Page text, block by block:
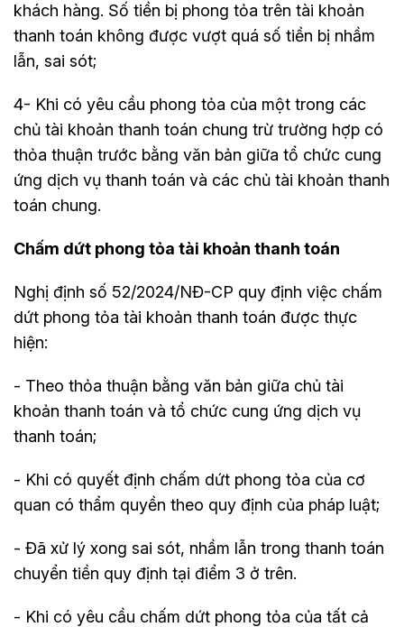
khách hàng. Số tiền bị phong tỏa trên tài khoản
thanh toán không được vượt quá số tiền bị nhầm
lẫn, sai sót;
4- Khi có yêu cầu phong tỏa của một trong các
chủ tài khoản thanh toán chung trừ trường hợp có
thỏa thuận trước bằng văn bản giữa tổ chức cung
ứng dịch vụ thanh toán và các chủ tài khoản thanh
toán chung.
Chấm dứt phong tỏa tài khoản thanh toán
Nghị định số 52/2024/NĐ-CP quy định việc chấm
dứt phong tỏa tài khoản thanh toán được thực
hiện:
- Theo thỏa thuận bằng văn bản giữa chủ tài
khoản thanh toán và tổ chức cung ứng dịch vụ
thanh toán;
- Khi có quyết định chấm dứt phong tỏa của cơ
quan có thẩm quyền theo quy định của pháp luật;
- Đã xử lý xong sai sót, nhầm lẫn trong thanh toán
chuyển tiền quy định tại điểm 3 ở trên.
- Khi có yêu cầu chấm dứt phong tỏa của tất cả